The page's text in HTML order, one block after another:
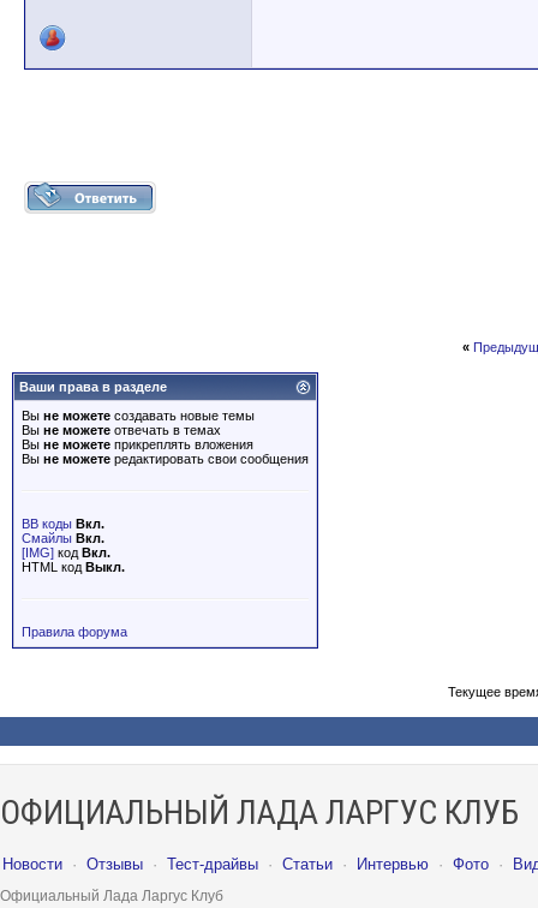
«
Ваши права в разделе
Вы не можете создавать новые темы
Вы не можете отвечать в темах
Вы не можете прикреплять вложения
Вы не можете редактировать свои сообщения
BB коды Вкл.
Смайлы Вкл.
[IMG] код Вкл.
HTML код Выкл.
Правила форума
Текущее
ОФИЦИАЛЬНЫЙ ЛАДА ЛАРГУС КЛУБ
Новости · Отзывы · Тест-драйвы · Статьи · Интервью · Фото ·
Официальный Лада Ларгус Клуб